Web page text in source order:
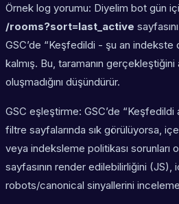
Örnek log yorumu: Diyelim bot gün
/rooms?sort=last_active
GSC’de “Keşfedildi - şu an indekste
kalmış. Bu, taramanın
oluşmadığını düşündürür.
GSC eşleştirme: GSC’de “Keşfedildi
filtre sayfalarında sık görülüyorsa,
veya indeksleme politikası sorunları
sayfasının render edilebilirliğini
robots/canonical sinyallerini